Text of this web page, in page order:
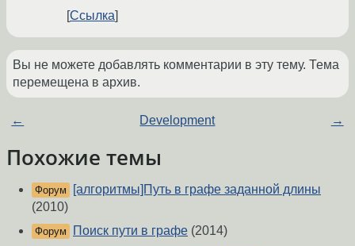
Ссылка
Вы не можете добавлять комментарии в эту тему. Тема
перемещена в архив.
← Development →
Похожие темы
Форум
[алгоритмы]Путь в графе заданной длины
(2010)
Форум Поиск пути в графе (2014)